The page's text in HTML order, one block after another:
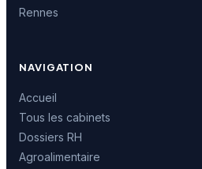
Rennes
NAVIGATION
Accueil
Tous les cabinets
Dossiers RH
Agroalimentaire